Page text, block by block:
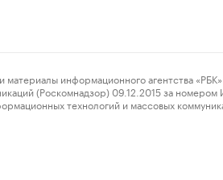
информационного агентства «РБК»
(Роскомнадзор) 09.12.2015 за
технологий и массовых